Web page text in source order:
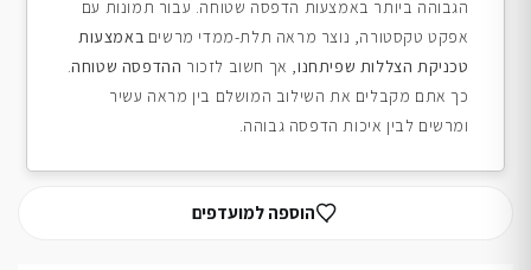
הגבוהה ביותר באמצעות הדפסה שטוחה. עבור תמונות עם
אפקט טקסטורה, נוצר מראה תלת-ממדי מרשים באמצעות
טכניקת הצללות שפיתחנו, אך חשוב לזכור ההדפסה שטוחה.
כך אתם מקבלים את השילוב המושלם בין מראה עשיר
ומרשים לבין איכות הדפסה גבוהה.
הוספה למועדפים